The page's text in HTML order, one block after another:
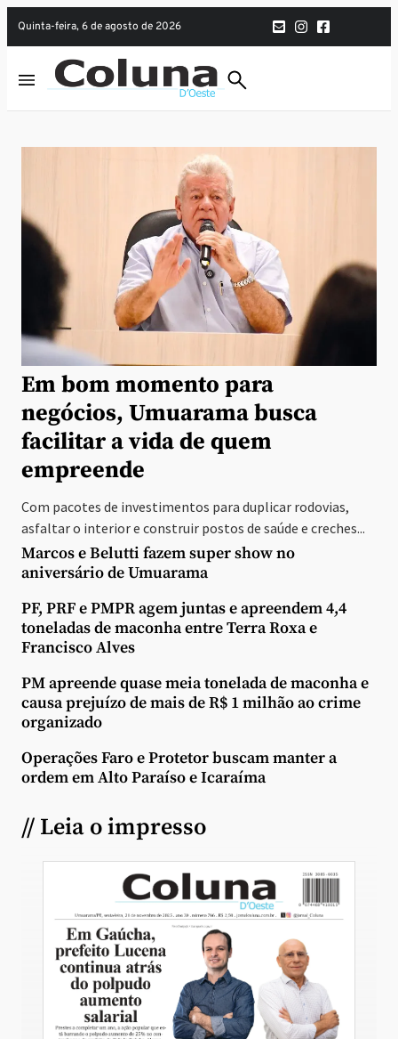
quinta-feira, 6 de agosto de 2026
Em bom momento para
negócios, Umuarama busca
facilitar a vida de quem
empreende
Com pacotes de investimentos para duplicar rodovias,
asfaltar o interior e construir postos de saúde e creches...
Marcos e Belutti fazem super show no
aniversário de Umuarama
PF, PRF e PMPR agem juntas e apreendem 4,4
toneladas de maconha entre Terra Roxa e
Francisco Alves
PM apreende quase meia tonelada de maconha e
causa prejuízo de mais de R$ 1 milhão ao crime
organizado
Operações Faro e Protetor buscam manter a
ordem em Alto Paraíso e Icaraíma
// Leia o impresso